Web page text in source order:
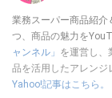
業務スーパー商品紹介
つ、商品の魅力を
ャンネル」 を運営し、
品を活用したアレンジ
Yahoo!記事はこちら。